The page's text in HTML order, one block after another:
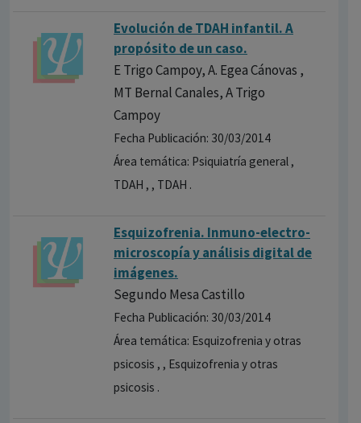
Evolución de TDAH infantil. A
propósito de un caso.
E Trigo Campoy, A. Egea Cánovas ,
MT Bernal Canales, A Trigo
Campoy
Fecha Publicación: 30/03/2014
Área temática: Psiquiatría general ,
TDAH , , TDAH .
Esquizofrenia. Inmuno-electro-
microscopía y análisis digital de
imágenes.
Segundo Mesa Castillo
Fecha Publicación: 30/03/2014
Área temática: Esquizofrenia y otras
psicosis , , Esquizofrenia y otras
psicosis .